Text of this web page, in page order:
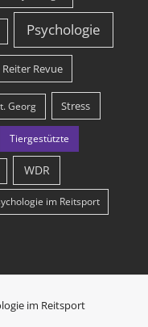
Psychologie
Reiter Revue
Georg Stress
Tiergestützte
WDR
im Reitsport
im Reitsport